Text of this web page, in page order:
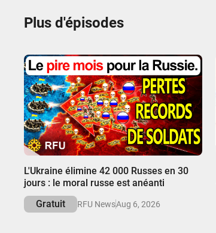
Plus d'épisodes
L'Ukraine élimine 42 000 Russes en 30
jours : le moral russe est anéanti
Gratuit
RFU NewsAug 6, 2026